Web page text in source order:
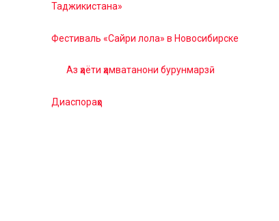
Таджикистана»
Фестиваль «Сайри лола» в Новосибирске
Аз ҳаёти ҳамватанони бурунмарзӣ
Диаспораҳо